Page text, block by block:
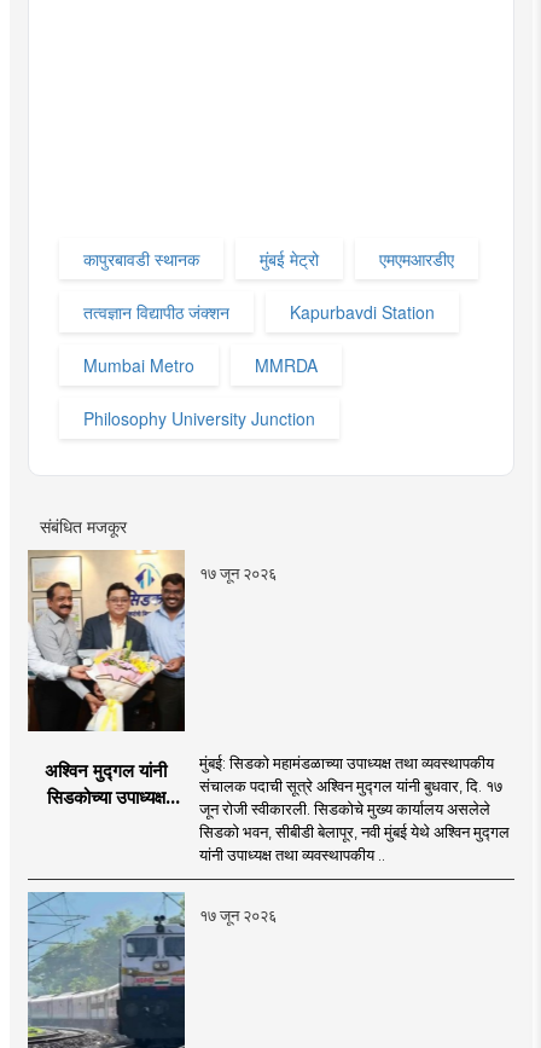
कापुरबावडी स्थानक मुंबई मेट्रो एमएमआरडीए
तत्वज्ञान विद्यापीठ जंक्शन Kapurbavdi Station
Mumbai Metro MMRDA
Philosophy University Junction
संबंधित मजकूर
१७ जून २०२६
अश्विन मुद्गल यांनी
सिडकोच्या उपाध्यक्ष
करण्यास प्राधान्य देणार :
अश्विन मुद्गल
मुंबई: सिडको महामंडळाच्या उपाध्यक्ष तथा व्यवस्थापकीय
संचालक पदाची सूत्रे अश्विन मुद्गल यांनी बुधवार, दि. १७
जून रोजी स्वीकारली. सिडकोचे मुख्य कार्यालय असलेले
सिडको भवन, सीबीडी बेलापूर, नवी मुंबई येथे अश्विन मुद्गल
यांनी उपाध्यक्ष तथा व्यवस्थापकीय ..
१७ जून २०२६